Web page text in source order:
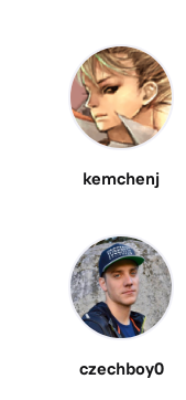
kemchenj
czechboy0